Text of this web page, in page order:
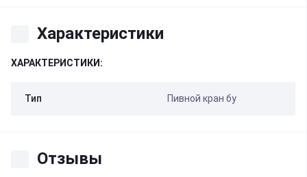
Характеристики
ХАРАКТЕРИСТИКИ:
Тип Пивной кран бу
Отзывы